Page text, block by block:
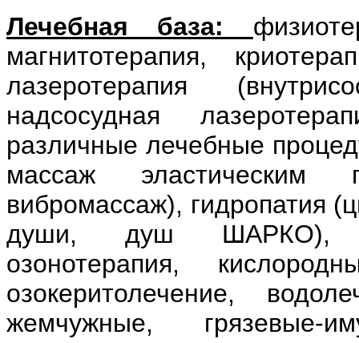
Лечебная база:
магнитотерапия,
лазеротерапия
надсосудная
различные лечебные
массаж
вибромассаж), гидропатия
души, душ ШАРКО),
озонотерапия,
озокеритолечение,
жемчужные, грязевые-